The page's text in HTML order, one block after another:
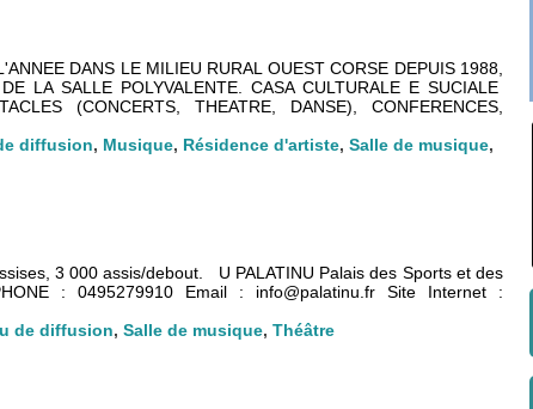
DANS LE MILIEU RURAL OUEST CORSE DEPUIS 1988,
LA SALLE POLYVALENTE. CASA CULTURALE E SUCIALE
(CONCERTS, THEATRE, DANSE), CONFERENCES,
diffusion, Musique, Résidence d'artiste, Salle de musique,
3 000 assis/debout. U PALATINU Palais des Sports et des
: 0495279910 Email : info@palatinu.fr Site Internet :
de diffusion, Salle de musique, Théâtre